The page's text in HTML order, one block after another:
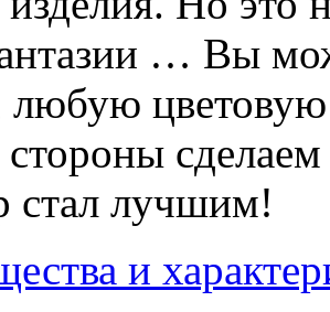
… Вы
любую
стороны
стал лучшим!
и